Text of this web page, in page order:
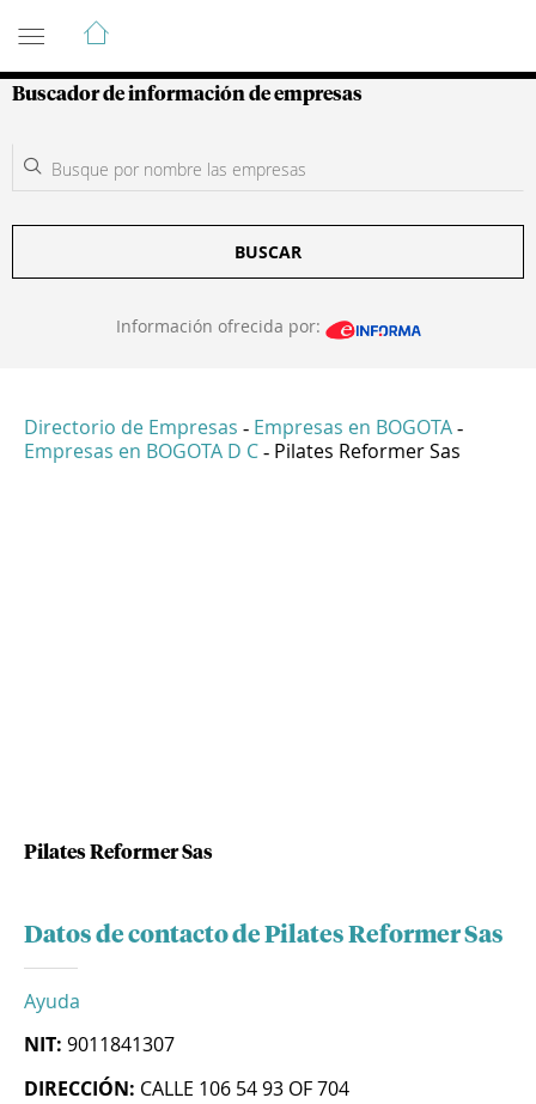
Guía de Empresas Colombianas
Buscador de información de empresas
BUSCAR
Información ofrecida por:
Directorio de Empresas - Empresas en BOGOTA -
Empresas en BOGOTA D C - Pilates Reformer Sas
Pilates Reformer Sas
Datos de contacto de Pilates Reformer Sas
Ayuda
NIT: 9011841307
DIRECCIÓN: CALLE 106 54 93 OF 704